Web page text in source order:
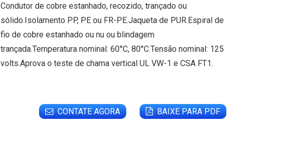
Condutor de cobre estanhado, recozido, trançado ou
sólido.Isolamento PP, PE ou FR-PE.Jaqueta de PUR.Espiral de
fio de cobre estanhado ou nu ou blindagem
trançada.Temperatura nominal: 60°C, 80°C.Tensão nominal: 125
volts.Aprova o teste de chama vertical UL VW-1 e CSA FT1.
CONTATE AGORA BAIXE PARA PDF